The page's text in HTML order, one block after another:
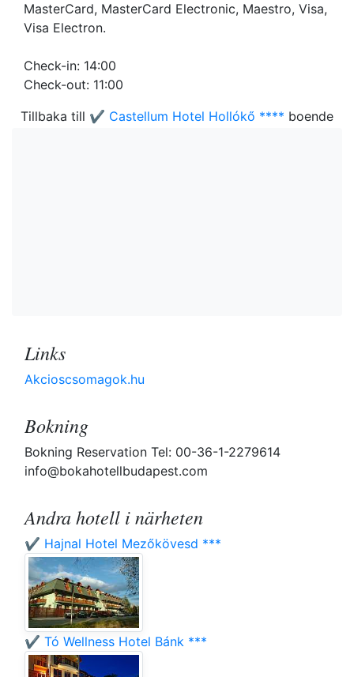
MasterCard, MasterCard Electronic, Maestro, Visa,
Visa Electron.
Check-in: 14:00
Check-out: 11:00
Tillbaka till ✔️ Castellum Hotel Hollókő **** boende
Links
Akcioscsomagok.hu
Bokning
Bokning Reservation Tel: 00-36-1-2279614
info@bokahotellbudapest.com
Andra hotell i närheten
✔️ Hajnal Hotel Mezőkövesd ***
✔️ Tó Wellness Hotel Bánk ***